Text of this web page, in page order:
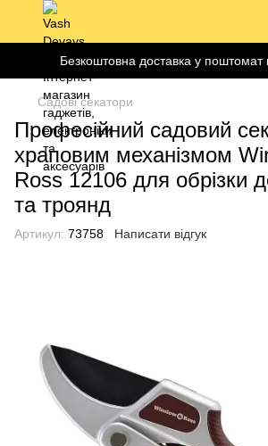
Безкоштовна доставка у поштомат
Садові секатори
Професійний садовий
храповим механізмом
Ross 12106 для обрізки
та троянд
Артикул: 73758 Написати відгук